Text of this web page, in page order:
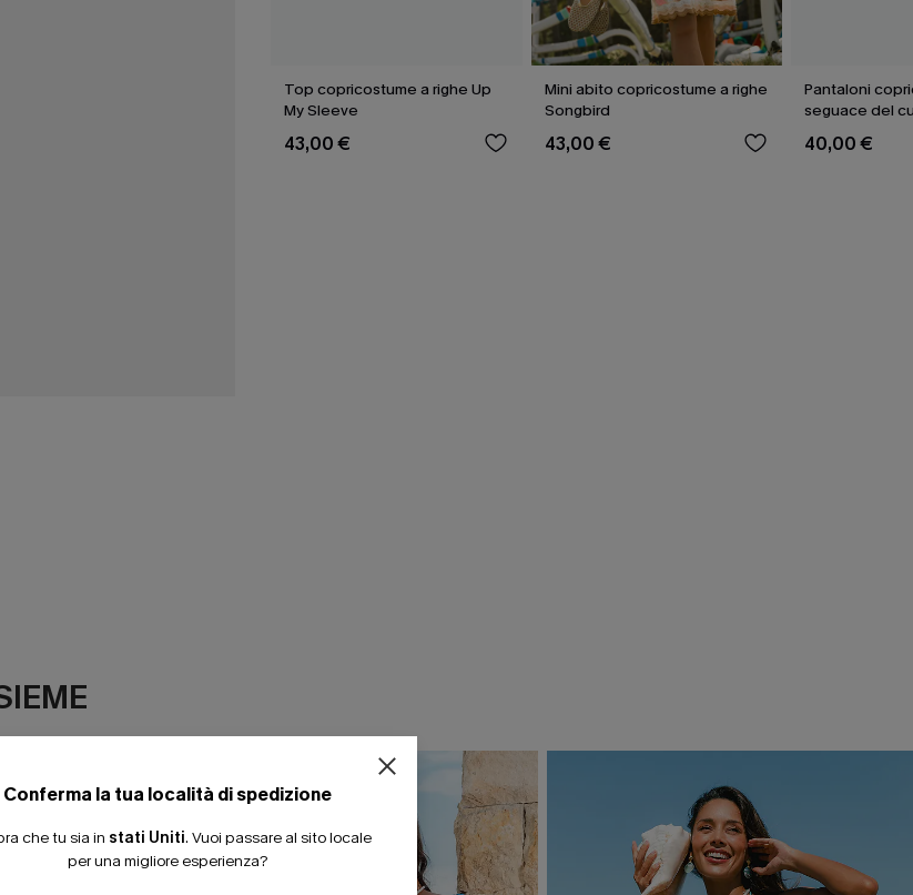
Top copricostume a righe Up
My Sleeve
43,00 €
Mini abito copricostume a righe
Songbird
43,00 €
Pantaloni
seguace del
40,00 €
Conferma la tua località di spedizione
che tu sia in stati Uniti. Vuoi passare al sito locale
per una migliore esperienza?
20% DI SCONTO SU 2 O PIÙ ARTICOLI